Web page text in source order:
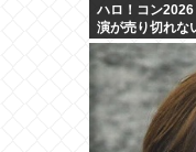
ハロ！コン
演が売り切れな